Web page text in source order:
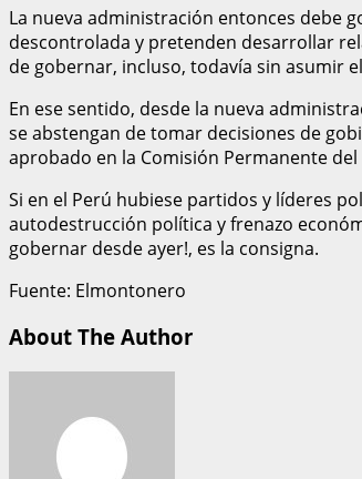
La nueva administración entonces debe
descontrolada y pretenden desarrollar
de gobernar, incluso, todavía sin asumir
En ese sentido, desde la nueva
se abstengan de tomar decisiones de
aprobado en la Comisión Permanente del
Si en el Perú hubiese partidos y líderes
autodestrucción política y frenazo
gobernar desde ayer!, es la consigna.
Fuente: Elmontonero
About The Author